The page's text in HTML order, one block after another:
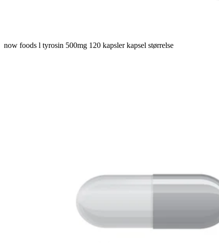
now foods l tyrosin 500mg 120 kapsler kapsel størrelse